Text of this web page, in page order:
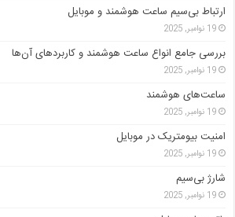
ارتباط بی‌سیم ساعت هوشمند و موبایل
19 نوامبر, 2025
بررسی جامع انواع ساعت هوشمند و کاربردهای آن‌ها
19 نوامبر, 2025
ساعت‌های هوشمند
19 نوامبر, 2025
امنیت بیومتریک در موبایل
19 نوامبر, 2025
شارژ بی‌سیم
19 نوامبر, 2025